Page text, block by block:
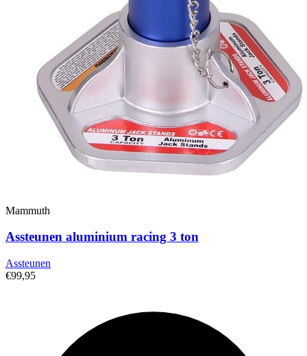
Mammuth
Assteunen aluminium racing 3 ton
Assteunen
€99,95